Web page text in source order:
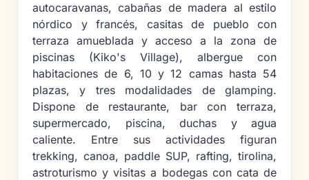
autocaravanas, cabañas de madera al estilo
nórdico y francés, casitas de pueblo con
terraza amueblada y acceso a la zona de
piscinas (Kiko's Village), albergue con
habitaciones de 6, 10 y 12 camas hasta 54
plazas, y tres modalidades de glamping.
Dispone de restaurante, bar con terraza,
supermercado, piscina, duchas y agua
caliente. Entre sus actividades figuran
trekking, canoa, paddle SUP, rafting, tirolina,
astroturismo y visitas a bodegas con cata de